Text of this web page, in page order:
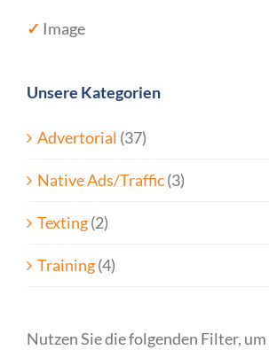
✓ Image
Unsere Kategorien
Advertorial (37)
Native Ads/Traffic(3)
Texting(2)
Training(4)
Nutzen Sie die folgenden Filter,